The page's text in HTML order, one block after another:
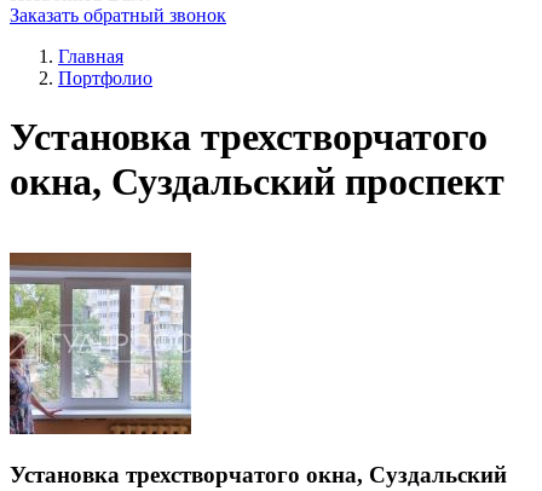
Заказать обратный звонок
Главная
Портфолио
Установка трехстворчатого
окна, Суздальский проспект
Установка трехстворчатого окна, Суздальский